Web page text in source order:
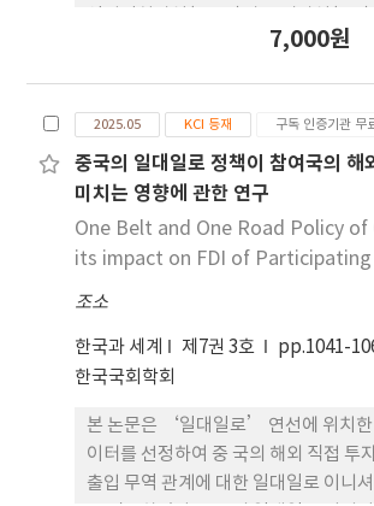
BRI 시장에서 더 잘 활용할 수 있음을
로 녹색 혁신은 기술 다각화와 BRI 진
적으로 더 진전된 시장에 배분하려는
의미한다. 본 연구는 중국 다국적기업
분석 함에 있어, 기업 수준의 혁신 포트
렌드쇼어링 (friend-shoring)’ 연구
반된 결과를 보여왔는데, 이는 국가 간
제도적․문화적․지리적․경제적 거 리
분석을 수행하였다. 분석 결과, 환경규
정적인 영향을 미쳐 포터가 설을 지지하
석에서는 제도적 거리가 부정적 조절
며, 산업별 분석에서는 이질적 패턴이
조업에서는 문화적 거리가 환경규제의
강화하였고, 서 비스업에서는 지리적․
유의한 조절효과를 나타냈다. 이러한 결
대의 맥 락에서 환경규제–FDI 관계를
이해할 수 있는 이론적 기여를 제공한다
는 기업이 환경규제를 혁신의 기회로
별 거리 요인을 고려한 전략을 수립해야
며, 정책적으로는 제조업에는 문화적
7,000원
2025.05 KCI 등재 구독 인증기관 무
중국의 일대일로 정책이 참여국의 해
미치는 영향에 관한 연구
One Belt and One Road Policy of
its impact on FDI of
조소
한국과 세계 제7권 3호
pp.1041-
한국국회학회
본 논문은 ‘일대일로’ 연선에 위치한
이터를 선정하여 중 국의 해외 직접 투
출입 무역 관계에 대한 일대일로 이니